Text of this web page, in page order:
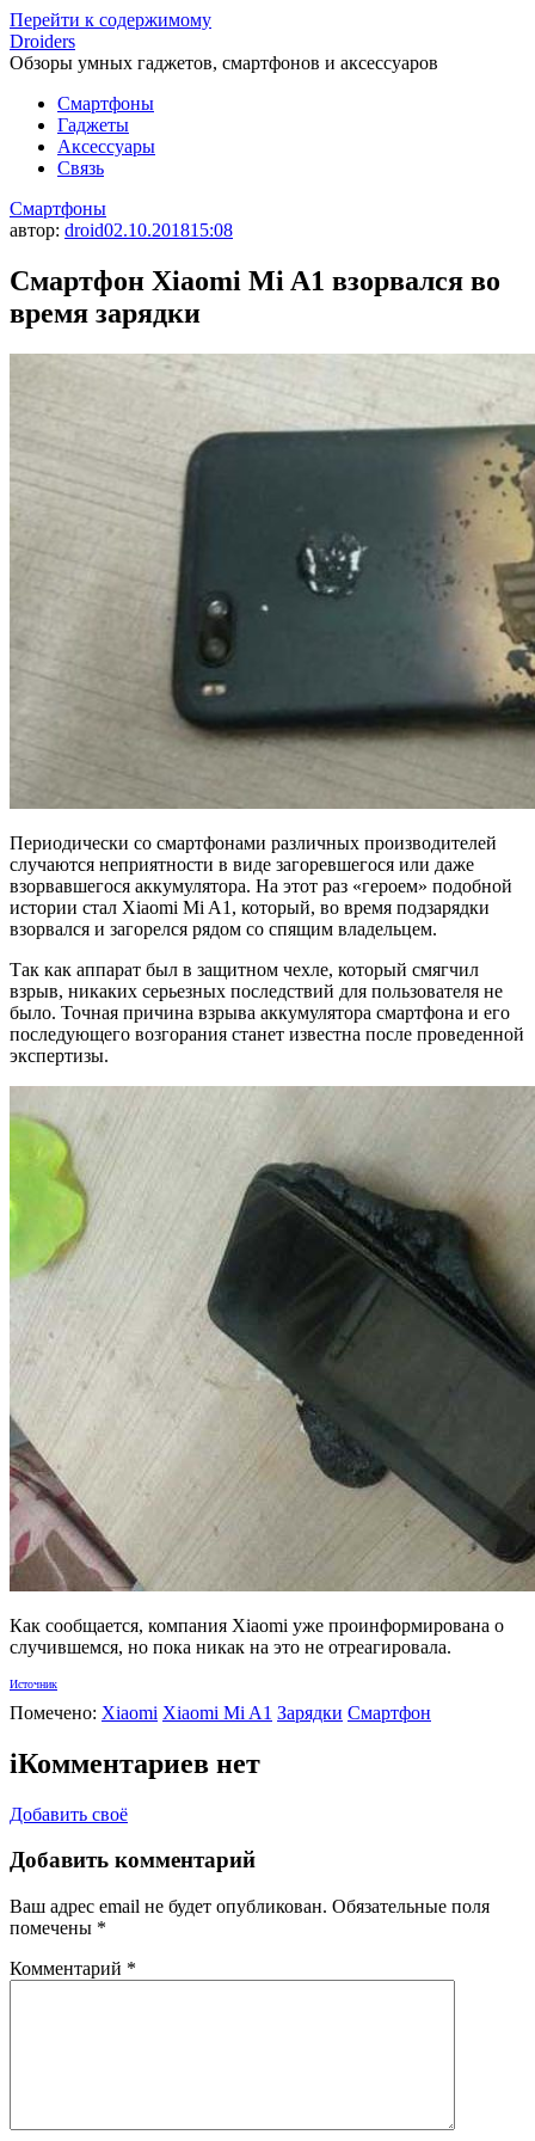
Перейти к содержимому
Droiders
Обзоры умных гаджетов, смартфонов и аксессуаров
Смартфоны
Гаджеты
Аксессуары
Связь
Смартфоны
автор: droid02.10.201815:08
Смартфон Xiaomi Mi A1 взорвался во
время зарядки
Периодически со смартфонами различных производителей
случаются неприятности в виде загоревшегося или даже
взорвавшегося аккумулятора. На этот раз «героем» подобной
истории стал Xiaomi Mi A1, который, во время подзарядки
взорвался и загорелся рядом со спящим владельцем.
Так как аппарат был в защитном чехле, который смягчил
взрыв, никаких серьезных последствий для пользователя не
было. Точная причина взрыва аккумулятора смартфона и его
последующего возгорания станет известна после проведенной
экспертизы.
Как сообщается, компания Xiaomi уже проинформирована о
случившемся, но пока никак на это не отреагировала.
Источник
Помечено: Xiaomi Xiaomi Mi A1 Зарядки Смартфон
iКомментариев нет
Добавить своё
Добавить комментарий
Ваш адрес email не будет опубликован. Обязательные поля
помечены *
Комментарий *